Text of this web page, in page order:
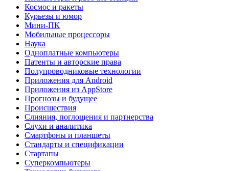
Космос и ракеты
Курьезы и юмор
Мини-ПК
Мобильные процессоры
Наука
Одноплатные компьютеры
Патенты и авторские права
Полупроводниковые технологии
Приложения для Android
Приложения из AppStore
Прогнозы и будущее
Происшествия
Слияния, поглощения и партнерства
Слухи и аналитика
Смартфоны и планшеты
Стандарты и спецификации
Стартапы
Суперкомпьютеры